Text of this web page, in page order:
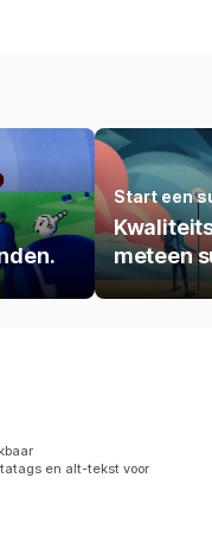
Start een
meteen
en alt-tekst voor